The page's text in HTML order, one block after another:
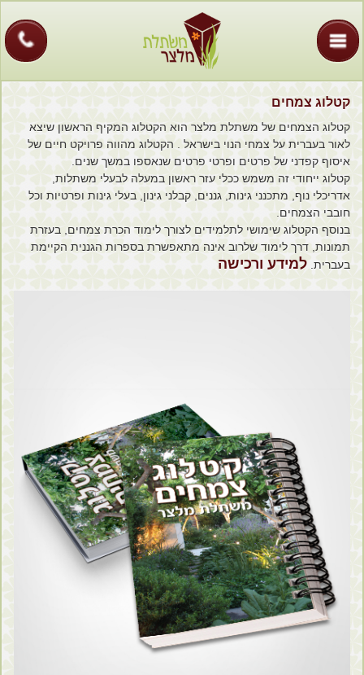
קטלוג צמחים
קטלוג הצמחים של משתלת מלצר הוא הקטלוג המקיף הראשון שיצא
לאור בעברית על צמחי הנוי בישראל . הקטלוג מהווה פרויקט חיים של
איסוף קפדני של פרטים ופרטי פרטים שנאספו במשך שנים.
קטלוג ייחודי זה משמש ככלי עזר ראשון במעלה לבעלי משתלות,
אדריכלי נוף, מתכנני גינות, גננים, קבלני גינון, בעלי גינות ופרטיות וכל
חובבי הצמחים.
בנוסף הקטלוג שימושי לתלמידים לצורך לימוד הכרת צמחים, בעזרת
תמונות, דרך לימוד שלרוב אינה מתאפשרת בספרות הגננית הקיימת
בעברית. למידע ורכישה
בית
אודות
כתבות
גלריה
צמחים
חיפוש צמח
קישורים